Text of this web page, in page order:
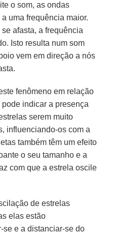
o som, as ondas
uma frequência maior.
afasta, a frequência
Isto resulta num som
vem em direção a nós
fenômeno em relação
indicar a presença
serem muito
influenciando-os com a
também têm um efeito
o seu tamanho e a
com que a estrela oscile
de estrelas
elas estão
se e a distanciar-se do